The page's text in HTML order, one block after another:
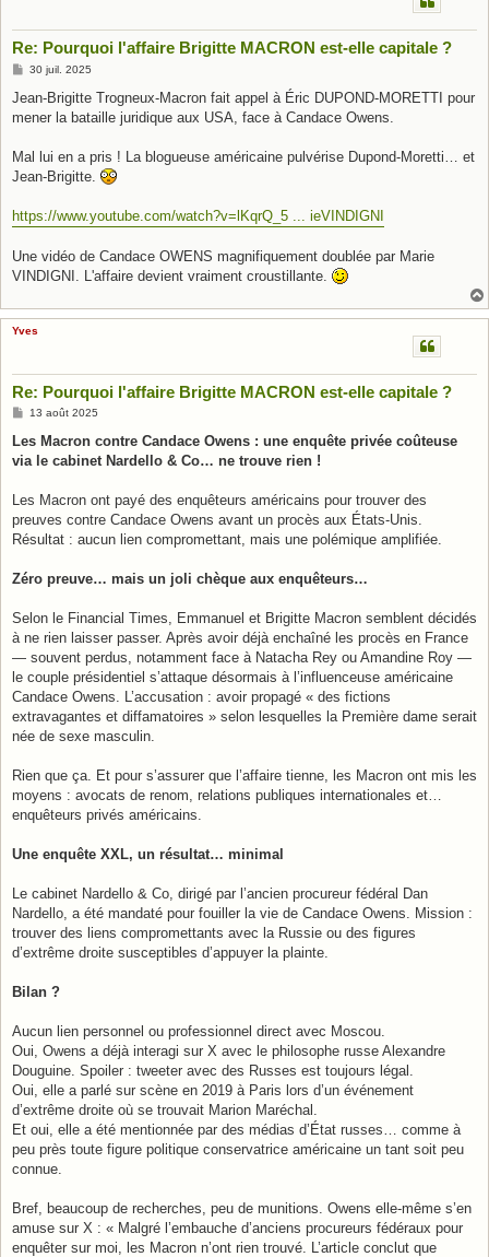
Re: Pourquoi l'affaire Brigitte MACRON est-elle capitale ?
M
s
a
30 juil. 2025
Jean-Brigitte Trogneux-Macron fait appel à Éric DUPOND-MORETTI pour
mener la bataille juridique aux USA, face à Candace Owens.
Mal lui en a pris ! La blogueuse américaine pulvérise Dupond-Moretti… et
Jean-Brigitte.
https://www.youtube.com/watch?v=lKqrQ_5 ... ieVINDIGNI
Une vidéo de Candace OWENS magnifiquement doublée par Marie
VINDIGNI. L'affaire devient vraiment croustillante.
Yves
Re: Pourquoi l'affaire Brigitte MACRON est-elle capitale ?
M
s
a
13 août 2025
Les Macron contre Candace Owens : une enquête privée coûteuse
via le cabinet Nardello & Co… ne trouve rien !
Les Macron ont payé des enquêteurs américains pour trouver des
preuves contre Candace Owens avant un procès aux États-Unis.
Résultat : aucun lien compromettant, mais une polémique amplifiée.
Zéro preuve… mais un joli chèque aux enquêteurs…
Selon le Financial Times, Emmanuel et Brigitte Macron semblent décidés
à ne rien laisser passer. Après avoir déjà enchaîné les procès en France
— souvent perdus, notamment face à Natacha Rey ou Amandine Roy —
le couple présidentiel s’attaque désormais à l’influenceuse américaine
Candace Owens. L’accusation : avoir propagé « des fictions
extravagantes et diffamatoires » selon lesquelles la Première dame serait
née de sexe masculin.
Rien que ça. Et pour s’assurer que l’affaire tienne, les Macron ont mis les
moyens : avocats de renom, relations publiques internationales et…
enquêteurs privés américains.
Une enquête XXL, un résultat… minimal
Le cabinet Nardello & Co, dirigé par l’ancien procureur fédéral Dan
Nardello, a été mandaté pour fouiller la vie de Candace Owens. Mission :
trouver des liens compromettants avec la Russie ou des figures
d’extrême droite susceptibles d’appuyer la plainte.
Bilan ?
Aucun lien personnel ou professionnel direct avec Moscou.
Oui, Owens a déjà interagi sur X avec le philosophe russe Alexandre
Douguine. Spoiler : tweeter avec des Russes est toujours légal.
Oui, elle a parlé sur scène en 2019 à Paris lors d’un événement
d’extrême droite où se trouvait Marion Maréchal.
Et oui, elle a été mentionnée par des médias d’État russes… comme à
peu près toute figure politique conservatrice américaine un tant soit peu
connue.
Bref, beaucoup de recherches, peu de munitions. Owens elle-même s’en
amuse sur X : « Malgré l’embauche d’anciens procureurs fédéraux pour
enquêter sur moi, les Macron n’ont rien trouvé. L’article conclut que